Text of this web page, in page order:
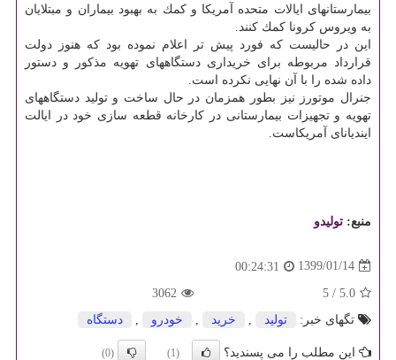
بیمارستانهای ایالات متحده آمریكا و كمك به بهبود بیماران و مبتلایان
به ویروس كرونا كمك كنند.
این در حالیست كه فورد پیش تر اعلام نموده بود كه هنوز دولت
قرارداد مربوطه برای خریداری دستگاههای تهویه مذكور و دستور
داده شده را با آن نهایی نكرده است.
جنرال موتورز نیز بطور همزمان در حال ساخت و تولید دستگاههای
تهویه و تجهیزات بیمارستانی در كارخانه قطعه سازی خود در ایالت
ایندیانای آمریكاست.
منبع: تولیدو
1399/01/14
00:24:31
5.0
/
5
3062
تگهای خبر:
تولید خرید خودرو دستگاه
این مطلب را می پسندید؟ (1)
(0)